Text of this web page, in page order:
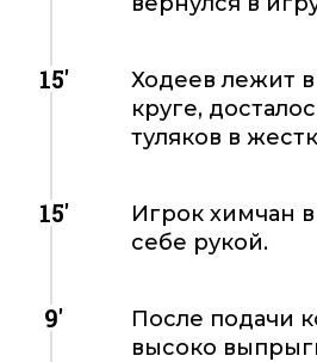
15'
Ходеев лежит
круге,
туляков в
15'
Игрок химчан
себе рукой.
9'
После подачи
высоко